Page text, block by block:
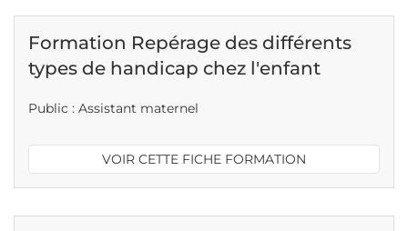
Formation Repérage des différents
types de handicap chez l'enfant
Public : Assistant maternel
VOIR CETTE FICHE FORMATION